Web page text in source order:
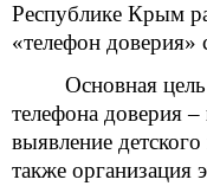
Республике Крым
«телефон
Основная цель
телефона доверия
выявление
также организация